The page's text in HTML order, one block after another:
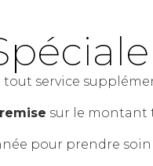
tout service
sur le montant
pour prendre